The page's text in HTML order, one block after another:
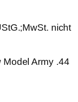
nicht
Army .44